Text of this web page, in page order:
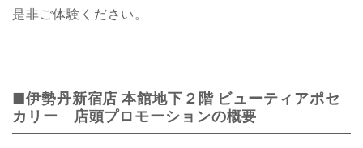
是非ご体験ください。
■伊勢丹新宿店 本館地下２階 ビューティアポセ
カリー 店頭プロモーションの概要